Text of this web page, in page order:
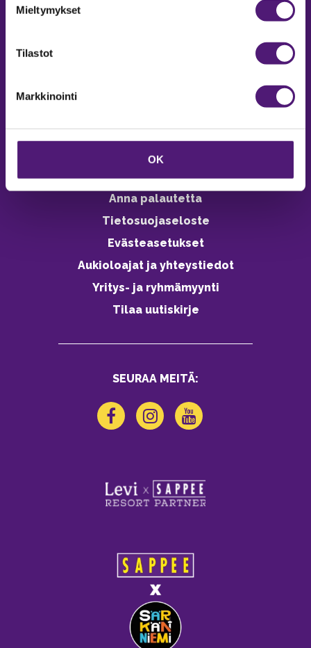
Mieltymykset
Tilastot
Markkinointi
OK
Vastuullisuus
Ympäristöohjelma
Avoimet työpaikat
Anna palautetta
Tietosuojaseloste
Evästeasetukset
Aukioloajat ja yhteystiedot
Yritys- ja ryhmämyynti
Tilaa uutiskirje
SEURAA MEITÄ: